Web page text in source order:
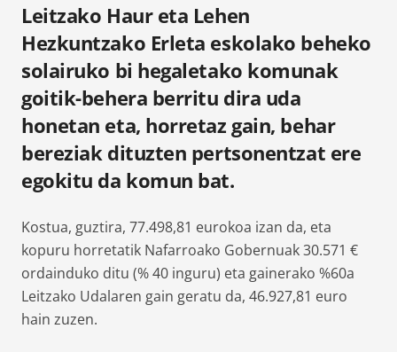
Leitzako Haur eta Lehen
Hezkuntzako Erleta eskolako beheko
solairuko bi hegaletako komunak
goitik-behera berritu dira uda
honetan eta, horretaz gain, behar
bereziak dituzten pertsonentzat ere
egokitu da komun bat.
Kostua, guztira, 77.498,81 eurokoa izan da, eta
kopuru horretatik Nafarroako Gobernuak 30.571 €
ordainduko ditu (% 40 inguru) eta gainerako %60a
Leitzako Udalaren gain geratu da, 46.927,81 euro
hain zuzen.